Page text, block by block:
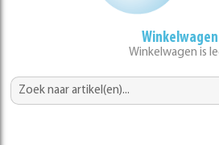
Winkelwagen
Winkelwagen is